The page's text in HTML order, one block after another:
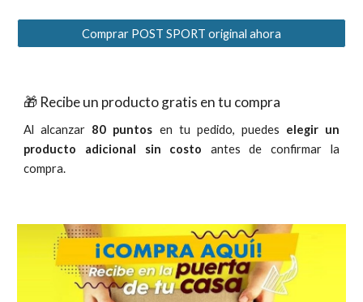
Comprar POST SPORT original ahora
🎁 Recibe un producto gratis en tu compra
Al alcanzar 80 puntos en tu pedido, puedes elegir un
producto adicional sin costo antes de confirmar la
compra.